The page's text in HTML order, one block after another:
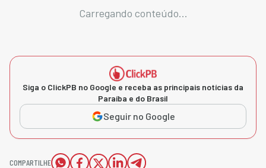
Carregando conteúdo...
Siga o ClickPB no Google e receba as principais notícias da
Paraíba e do Brasil
Seguir no Google
COMPARTILHE